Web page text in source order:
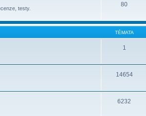
testy.
80
TÉMATA
1
14654
6232